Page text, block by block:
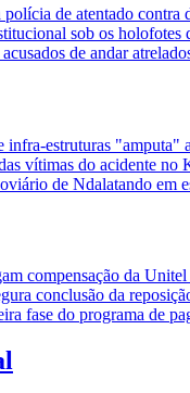
de atentado contra
sob os holofotes
de andar
infra-estruturas "amputa"
vítimas do acidente no
de Ndalatando em
compensação da
conclusão da
fase do programa de